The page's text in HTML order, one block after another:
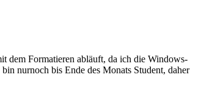
dem Formatieren abläuft, da ich die Windows-
nurnoch bis Ende des Monats Student, daher